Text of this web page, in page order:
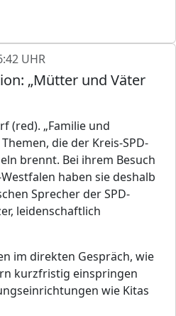
UHR
„Mütter und Väter
(red). „Familie und
die der Kreis-SPD-
brennt. Bei ihrem Besuch
haben sie deshalb
Sprecher der SPD-
leidenschaftlich
im direkten Gespräch, wie
kurzfristig einspringen
wie Kitas